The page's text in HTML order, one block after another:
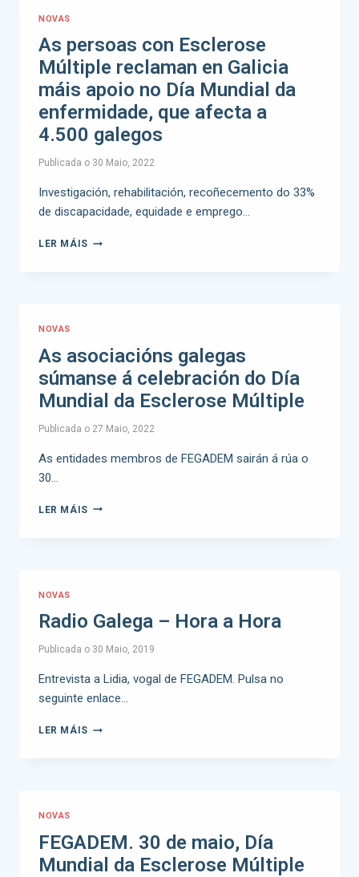
NOVAS
As persoas con Esclerose
Múltiple reclaman en Galicia
máis apoio no Día Mundial da
enfermidade, que afecta a
4.500 galegos
Publicada o 30 Maio, 2022
Investigación, rehabilitación, recoñecemento do 33%
de discapacidade, equidade e emprego…
LER MÁIS
NOVAS
As asociacións galegas
súmanse á celebración do Día
Mundial da Esclerose Múltiple
Publicada o 27 Maio, 2022
As entidades membros de FEGADEM sairán á rúa o
30…
LER MÁIS
NOVAS
Radio Galega – Hora a Hora
Publicada o 30 Maio, 2019
Entrevista a Lidia, vogal de FEGADEM. Pulsa no
seguinte enlace…
LER MÁIS
NOVAS
FEGADEM. 30 de maio, Día
Mundial da Esclerose Múltiple